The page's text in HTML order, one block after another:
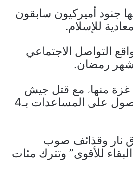
جنود أميركيون سابقون
التواصل الاجتماعي
شهر رمضان.
منها، مع قتل جيش
الاحتلال والشركة الأمريكية مئات المجوعين أثناء محاولاتهم الحصول على المساعدات بـ4
نار وقذائف صوب
للأقوى” وتترك مئات